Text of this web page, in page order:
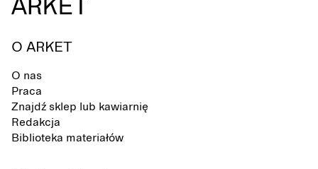
O ARKET
O nas
Praca
Znajdź sklep lub kawiarnię
Redakcja
Biblioteka materiałów